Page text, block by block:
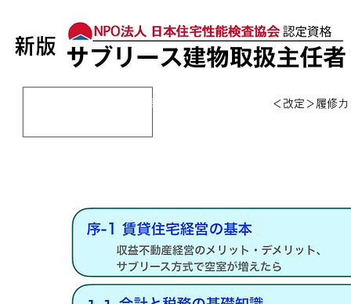
​新版
資格について ＜改定＞履修